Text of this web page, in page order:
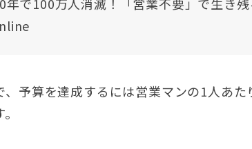
、予算を達成するには営業マンの1人あ